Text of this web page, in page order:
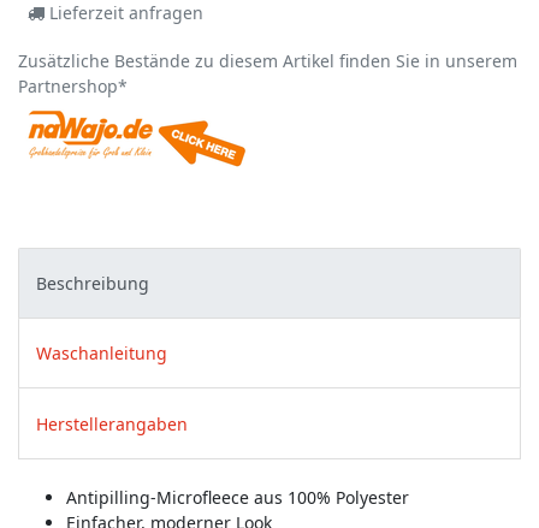
Lieferzeit anfragen
Zusätzliche Bestände zu diesem Artikel finden Sie in unserem
Partnershop*
Beschreibung
Waschanleitung
Herstellerangaben
Antipilling-Microfleece aus 100% Polyester
Einfacher, moderner Look